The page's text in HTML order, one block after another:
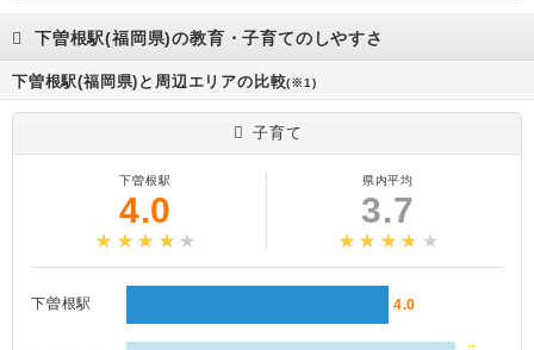
下曽根駅(福岡県)の教育・子育てのしやすさ
下曽根駅(福岡県)と周辺エリアの比較(※1)
子育て
下曽根駅
4.0
県内平均
3.7
下曽根駅 4.0